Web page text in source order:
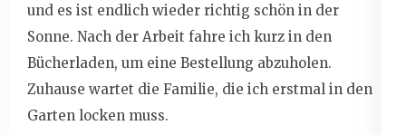
und es ist endlich wieder richtig schön in der
Sonne. Nach der Arbeit fahre ich kurz in den
Bücherladen, um eine Bestellung abzuholen.
Zuhause wartet die Familie, die ich erstmal in den
Garten locken muss.